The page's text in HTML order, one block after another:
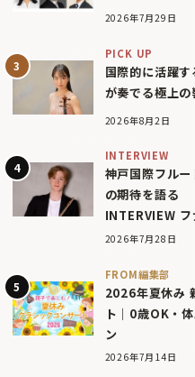
2026年7月29日
PICK UP
国際的に活躍
が奏でる極上の
2026年8月2日
INTERVIEW
神戸国際フル
の期待を語る
INTERVIEW フ
2026年7月28日
FROM編集部
2026年夏休み
ト｜0歳OK・
ン
2026年7月14日